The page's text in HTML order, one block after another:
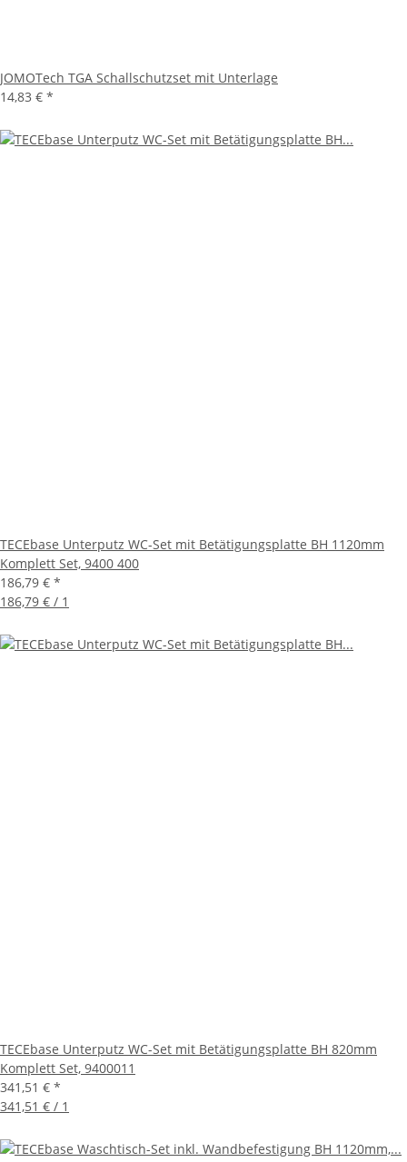
JOMOTech TGA Schallschutzset mit Unterlage
14,83 € *
TECEbase Unterputz WC-Set mit Betätigungsplatte BH 1120mm
Komplett Set, 9400 400
186,79 € *
186,79 € / 1
TECEbase Unterputz WC-Set mit Betätigungsplatte BH 820mm
Komplett Set, 9400011
341,51 € *
341,51 € / 1